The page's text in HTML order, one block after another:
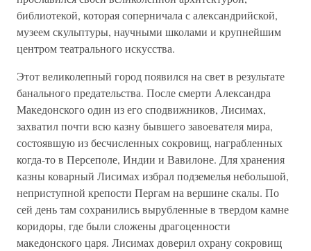
библиотекой, которая соперничала с александрийской,
музеем скульптуры, научными школами и крупнейшим
центром театрального искусства.
Этот великолепный город появился на свет в результате
банального предательства. После смерти Александра
Македонского один из его сподвижников, Лисимах,
захватил почти всю казну бывшего завоевателя мира,
состоявшую из бесчисленных сокровищ, награбленных
когда-то в Персеполе, Индии и Вавилоне. Для хранения
казны коварный Лисимах избрал подземелья небольшой,
неприступной крепости Пергам на вершине скалы. По
сей день там сохранились вырубленные в твердом камне
коридоры, где были сложены драгоценности
македонского царя. Лисимах доверил охрану сокровищ